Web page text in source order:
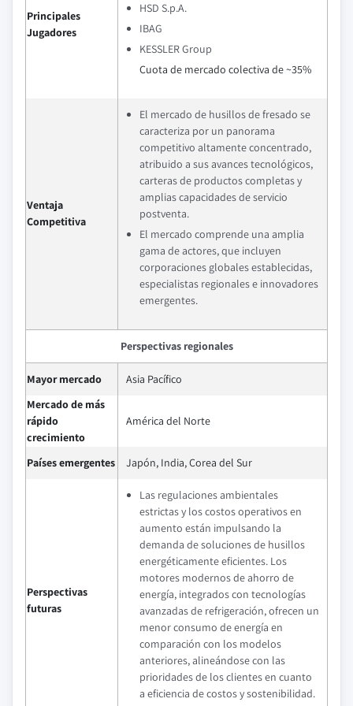
Principales
Jugadores
HSD S.p.A.
IBAG
KESSLER Group
Cuota de mercado colectiva de ~35%
Ventaja
Competitiva
El mercado de husillos de fresado se
caracteriza por un panorama
competitivo altamente concentrado,
atribuido a sus avances tecnológicos,
carteras de productos completas y
amplias capacidades de servicio
postventa.
El mercado comprende una amplia
gama de actores, que incluyen
corporaciones globales establecidas,
especialistas regionales e innovadores
emergentes.
Perspectivas regionales
Mayor mercado
Asia Pacífico
Mercado de más
rápido
crecimiento
América del Norte
Países emergentes Japón, India, Corea del Sur
Perspectivas
futuras
Las regulaciones ambientales
estrictas y los costos operativos en
aumento están impulsando la
demanda de soluciones de husillos
energéticamente eficientes. Los
motores modernos de ahorro de
energía, integrados con tecnologías
avanzadas de refrigeración, ofrecen un
menor consumo de energía en
comparación con los modelos
anteriores, alineándose con las
prioridades de los clientes en cuanto
a eficiencia de costos y sostenibilidad.